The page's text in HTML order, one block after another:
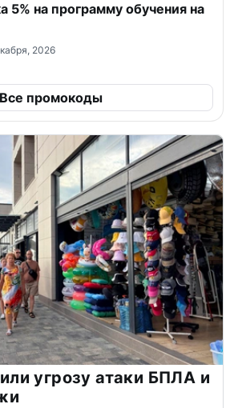
5% на программу обучения на
2026
Все промокоды
угрозу атаки БПЛА и